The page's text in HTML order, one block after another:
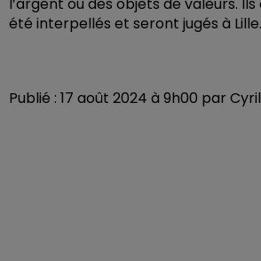
l’argent ou des objets de valeurs.
été interpellés et seront jugés à Lille.
Publié : 17 août 2024 à 9h00 par